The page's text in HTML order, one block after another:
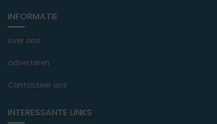
INFORMATIE
over ons
adverteren
Contacteer ons
INTERESSANTE LINKS